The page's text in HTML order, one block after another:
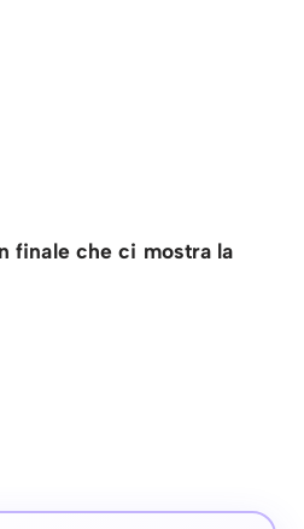
finale che ci mostra la